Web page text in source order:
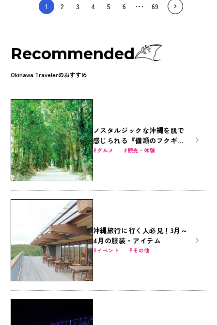
1 2 3 4 5 6 69
Recommended
Okinawa Travelerのおすすめ
ノスタルジックな沖縄を肌で
感じられる『備瀬のフクギ並
木の楽しみ方』
グルメ 観光・体験
沖縄旅行に行く人必見！3月～
4月の服装・アイテム
イベント その他